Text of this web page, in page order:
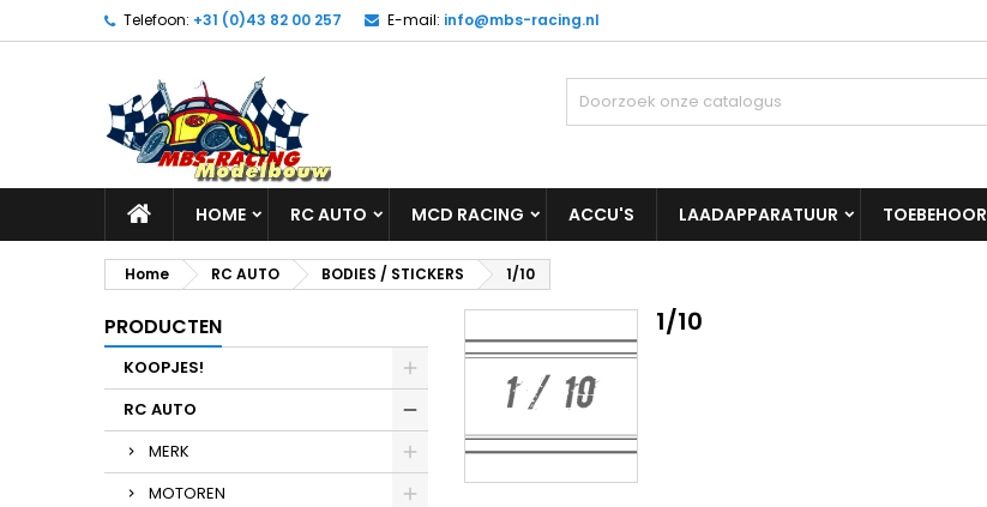
Telefoon: +31 (0)43 82 00 257 E-mail: info@mbs-racing.nl
HOME RC AUTO MCD RACING ACCU'S LAADAPPARATUUR TOEBEHOOR
Home RC AUTO BODIES / STICKERS 1/10
PRODUCTEN
KOOPJES!
RC AUTO
MERK
MOTOREN
1/10